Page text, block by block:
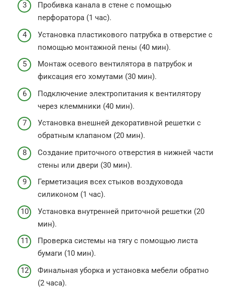
Пробивка канала в стене с помощью
перфоратора (1 час).
Установка пластикового патрубка в отверстие с
помощью монтажной пены (40 мин).
Монтаж осевого вентилятора в патрубок и
фиксация его хомутами (30 мин).
Подключение электропитания к вентилятору
через клеммники (40 мин).
Установка внешней декоративной решетки с
обратным клапаном (20 мин).
Создание приточного отверстия в нижней части
стены или двери (30 мин).
Герметизация всех стыков воздуховода
силиконом (1 час).
Установка внутренней приточной решетки (20
мин).
Проверка системы на тягу с помощью листа
бумаги (10 мин).
Финальная уборка и установка мебели обратно
(2 часа).